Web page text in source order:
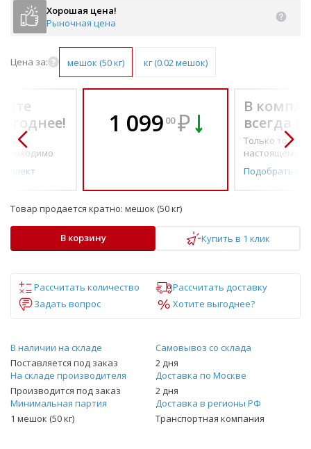
Хорошая цена!
Рыночная цена
Цена за: мешок (50 кг) кг (0.02 мешок)
по-
1 099 00 ₽
В
всегда
Только то, что
настоящему
Подобрать
Товар продается кратно: мешок (50 кг)
В корзину Купить в 1 клик
Рассчитать количество
Рассчитать доставку
Задать вопрос
Хотите выгоднее?
В наличии на складе
Поставляется под заказ
Самовывоз со склада
2 дня
На складе производителя
Производится под заказ
Доставка по Москве
2 дня
Минимальная партия
1 мешок (50 кг)
Доставка в регионы РФ
Транспортная компания